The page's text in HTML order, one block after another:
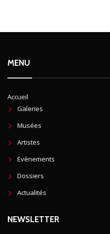
MENU
Accueil
Galeries
Musées
Artistes
Evènements
Dossiers
Actualités
NEWSLETTER